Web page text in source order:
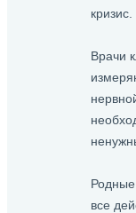
кризис.
Врачи
Родные
все